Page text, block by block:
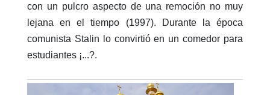
con un pulcro aspecto de una remoción no muy
lejana en el tiempo (1997). Durante la época
comunista Stalin lo convirtió en un comedor para
estudiantes ¡...?.